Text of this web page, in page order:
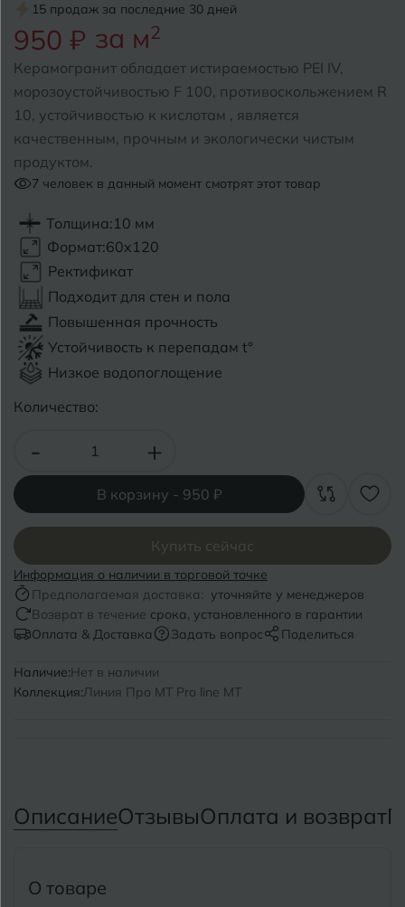
15 продаж за последние 30 дней
950 ₽ за м2
Керамогранит обладает истираемостью PEI IV,
морозоустойчивостью F 100, противоскольжением R
10, устойчивостью к кислотам , является
качественным, прочным и экологически чистым
продуктом.
7 человек в данный момент смотрят этот товар
Толщина:10 мм
Формат:60x120
Ректификат
Подходит для стен и пола
Повышенная прочность
Устойчивость к перепадам t°
Низкое водопоглощение
Количество:
- +
В корзину - 950 ₽
Купить сейчас
Информация о наличии в торговой точке
Предполагаемая доставка: уточняйте у менеджеров
Возврат в течение срока, установленного в гарантии
Оплата & Доставка
Задать вопрос Поделиться
Наличие:Нет в наличии
Коллекция:Линия Про MT Pro line MT
ОписаниеОтзывыОплата и возврат
О товаре
Барнаул
Белгород
Белореченск
Боровичи
Брянск
Бугульма
Бугуруслан
В Великий Новгород
Владимир
Г Геленджик
Грозный
Д Дмитровград
Ижевск
Ростов-на-Дону
Рыбинск
Рязань
Смоленск
Сосновый Бор
Сочи
Ставрополь
Сыктывкар
Таганрог